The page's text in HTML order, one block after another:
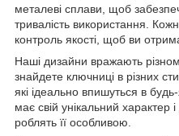
металеві сплави, щоб
тривалість використання.
контроль якості, щоб ви
Наші дизайни вражають
знайдете ключниці в різних
які ідеально впишуться в
має свій унікальний характер
роблять її особливою.